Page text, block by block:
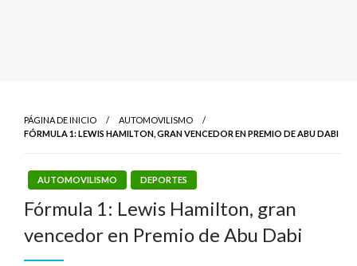
PÁGINA DE INICIO
AUTOMOVILISMO
FÓRMULA 1: LEWIS HAMILTON, GRAN VENCEDOR EN PREMIO DE ABU DABI
AUTOMOVILISMO DEPORTES
Fórmula 1: Lewis Hamilton, gran
vencedor en Premio de Abu Dabi